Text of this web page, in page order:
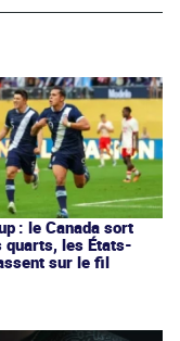
: le Canada sort
quarts, les États-
sur le fil